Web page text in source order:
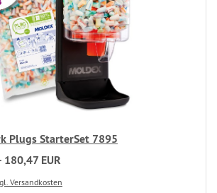
Plugs StarterSet 7895
180,47 EUR
Versandkosten